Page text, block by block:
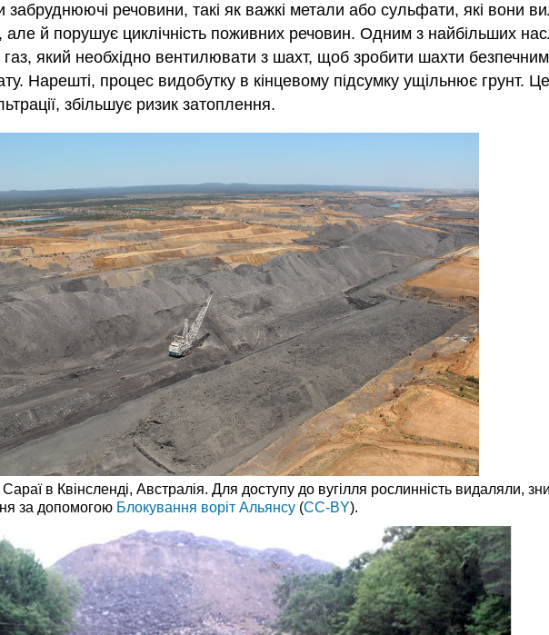
речовини, такі як важкі метали або сульфати, які вони
й порушує циклічність поживних речовин. Одним з найбільших
який необхідно вентилювати з шахт, щоб зробити шахти
Нарешті, процес видобутку в кінцевому підсумку ущільнює грунт.
збільшує ризик затоплення.
Сараї в Квінсленді, Австралія. Для доступу до вугілля рослинність видаляли,
за допомогою Блокування воріт Альянсу (CC-BY).